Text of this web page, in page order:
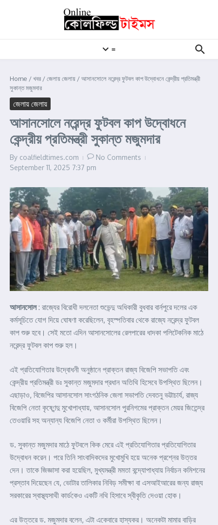
≡
Home /খবর /জেলায় জেলায় /আসানসোলে নরেন্দ্র ফুটবল কাপ উদ্বোধনে কেন্দ্রীয় প্রতিমন্ত্রী
সুকান্ত মজুমদার
জেলায় জেলায়
আসানসোলে নরেন্দ্র ফুটবল কাপ উদ্বোধনে
কেন্দ্রীয় প্রতিমন্ত্রী সুকান্ত মজুমদার
By coalfieldtimes.com
No Comments
September 11, 2025 7:37 pm
আসানসোল: রাজ্যের বিরোধী দলনেতা শুভেন্দু অধিকারী বুধবার বার্নপুরে দলের এক
কর্মসূচিতে যোগ দিয়ে ঘোষণা করেছিলেন, বৃহস্পতিবার থেকে রাজ্যে নরেন্দ্র ফুটবল
কাপ শুরু হবে। সেই মতো এদিন আসানসোলের রেলপারের ধাদকা পলিটেকনিক মাঠে
নরেন্দ্র ফুটবল কাপ শুরু হল।
এই প্রতিযোগিতার উদ্বোধনী অনুষ্ঠানে প্রাক্তন রাজ্য বিজেপি সভাপতি এবং
কেন্দ্রীয় প্রতিমন্ত্রী ডঃ সুকান্ত মজুমদার প্রধান অতিথি হিসেবে উপস্থিত ছিলেন।
এছাড়াও, বিজেপির আসানসোল সাংগঠনিক জেলা সভাপতি দেবতনু ভট্টাচার্য, রাজ্য
বিজেপি নেতা কৃষ্ণেন্দু মুখোপাধ্যায়, আসানসোল পুরনিগমের প্রাক্তন মেয়র জিতেন্দ্র
তেওয়ারি সহ অন্যান্য বিজেপি নেতা ও কর্মীরা উপস্থিত ছিলেন।
ড. সুকান্ত মজুমদার মাঠে ফুটবলে কিক মেরে এই প্রতিযোগিতার প্রতিযোগিতার
উদ্বোধন করেন। পরে তিনি সাংবাদিকদের মুখোমুখি হয়ে অনেক প্রশ্নের উত্তর
দেন। তাকে জিজ্ঞাসা করা হয়েছিল, মুখ্যমন্ত্রী মমতা বন্দ্যোপাধ্যায় নির্বাচন কমিশনের
প্রস্তাব দিয়েছেন যে, ভোটার তালিকার নিবিড় সমীক্ষা বা এসআইআরের জন্য রাজ্য
সরকারের স্বাস্থ্যসাথী কার্ডকেও একটি নথি হিসাবে স্বীকৃতি দেওয়া হোক।
এর উত্তরে ড. মজুমদার বলেন, এটা একেবারে হাস্যকর। অনেকটা মামার বাড়ির